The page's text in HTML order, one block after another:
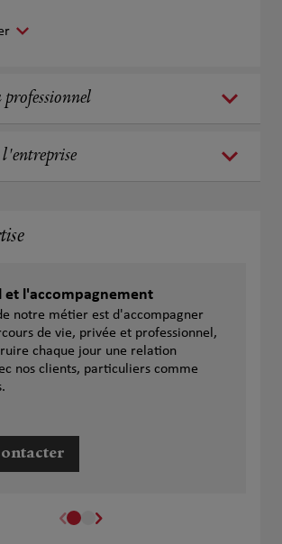
professionnel
l'entreprise
et l'accompagnement
notre métier est d'accompagner
de vie, privée et professionnel,
chaque jour une relation
nos clients, particuliers comme